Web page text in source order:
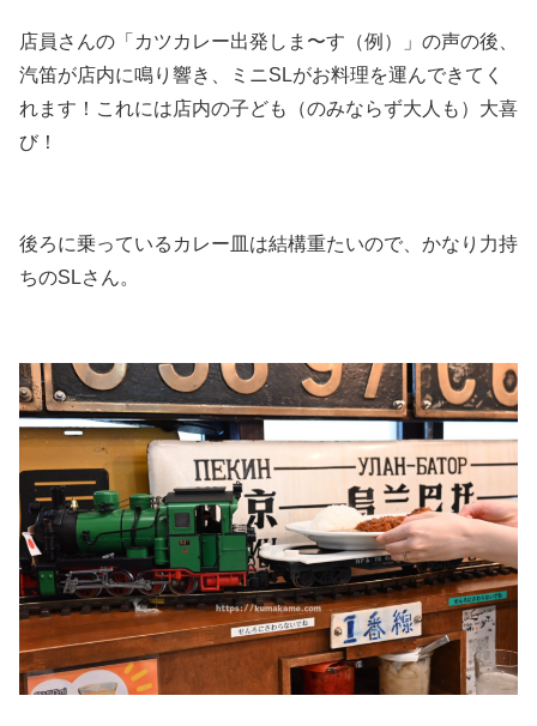
店員さんの「カツカレー出発しま〜す（例）」の声の後、
汽笛が店内に鳴り響き、ミニSLがお料理を運んできてく
れます！これには店内の子ども（のみならず大人も）大喜
び！
後ろに乗っているカレー皿は結構重たいので、かなり力持
ちのSLさん。